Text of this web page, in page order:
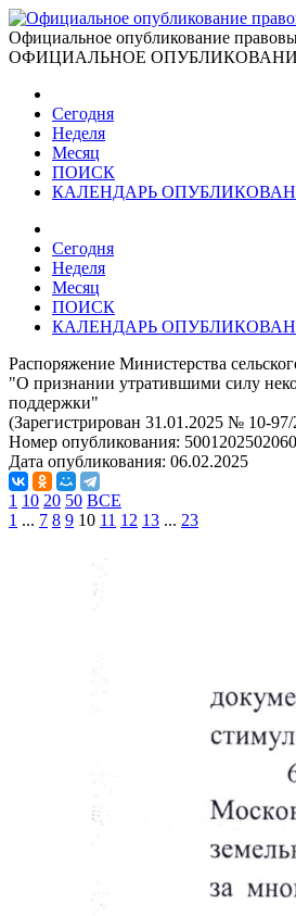
Официальное опубликование
ОФИЦИАЛЬНОЕ
Сегодня
Неделя
Месяц
ПОИСК
КАЛЕНДАРЬ
Сегодня
Неделя
Месяц
ПОИСК
КАЛЕНДАРЬ
Распоряжение Министерства
"О признании утратившими силу
поддержки"
(Зарегистрирован 31.01.2025 № 10-97/
Номер опубликования:
Дата опубликования: 06.02.2025
1 10 20 50 ВСЕ
1 ... 7 8 9 10 11 12 13 ... 23